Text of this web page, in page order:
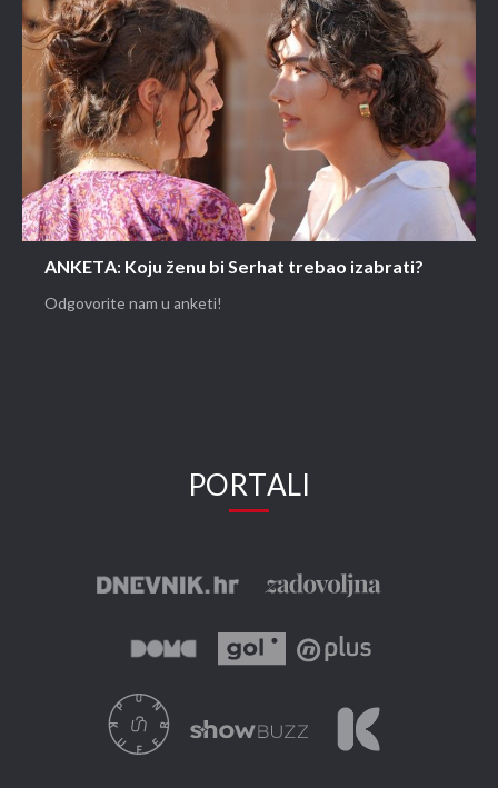
ANKETA: Koju ženu bi Serhat trebao izabrati?
Odgovorite nam u anketi!
PORTALI